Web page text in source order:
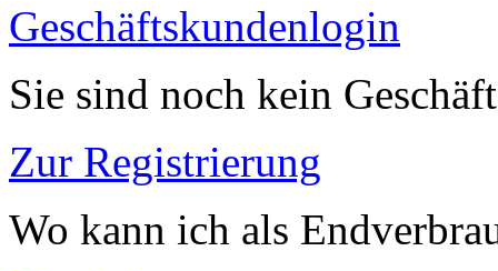
Geschäftskundenlogin
Sie sind noch kein
Zur Registrierung
Wo kann ich als